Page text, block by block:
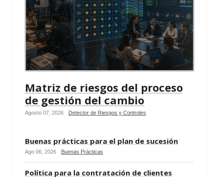
Matriz de riesgos del proceso
de gestión del cambio
Agosto 07, 2026 Detector de Riesgos y Controles
Buenas prácticas para el plan de sucesión
Ago 06, 2026 Buenas Prácticas
Política para la contratación de clientes